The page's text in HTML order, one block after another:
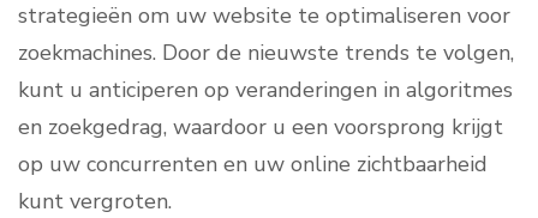
strategieën om uw website te optimaliseren voor
zoekmachines. Door de nieuwste trends te volgen,
kunt u anticiperen op veranderingen in algoritmes
en zoekgedrag, waardoor u een voorsprong krijgt
op uw concurrenten en uw online zichtbaarheid
kunt vergroten.